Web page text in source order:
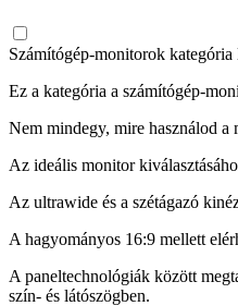
Számítógép-monitorok kategória
Ez a kategória a számítógép-
Nem mindegy, mire használod a
Az ideális monitor
Az ultrawide és a szétágazó
A hagyományos 16:9 mellett
A paneltechnológiák között
szín- és látószögben.